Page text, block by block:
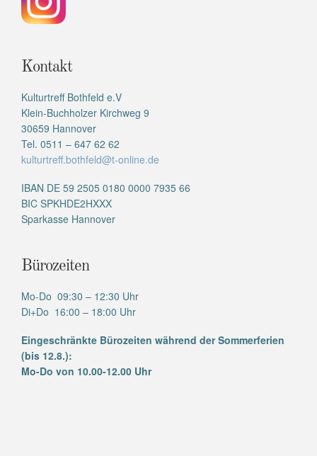
Kontakt
Kulturtreff Bothfeld e.V
Klein-Buchholzer Kirchweg 9
30659 Hannover
Tel. 0511 – 647 62 62
kulturtreff.bothfeld@t-online.de
IBAN DE 59 2505 0180 0000 7935 66
BIC SPKHDE2HXXX
Sparkasse Hannover
Bürozeiten
Mo-Do 09:30 – 12:30 Uhr
Di+Do 16:00 – 18:00 Uhr
Eingeschränkte Bürozeiten während der Sommerferien
(bis 12.8.):
Mo-Do von 10.00-12.00 Uhr